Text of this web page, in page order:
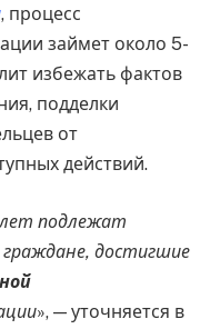
, процесс
займет около 5-
избежать фактов
подделки
от
действий.
лет подлежат
граждане, достигшие
», — уточняется в